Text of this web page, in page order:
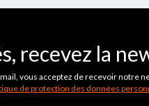
recevez la
vous acceptez de recevoir notre
de protection des données